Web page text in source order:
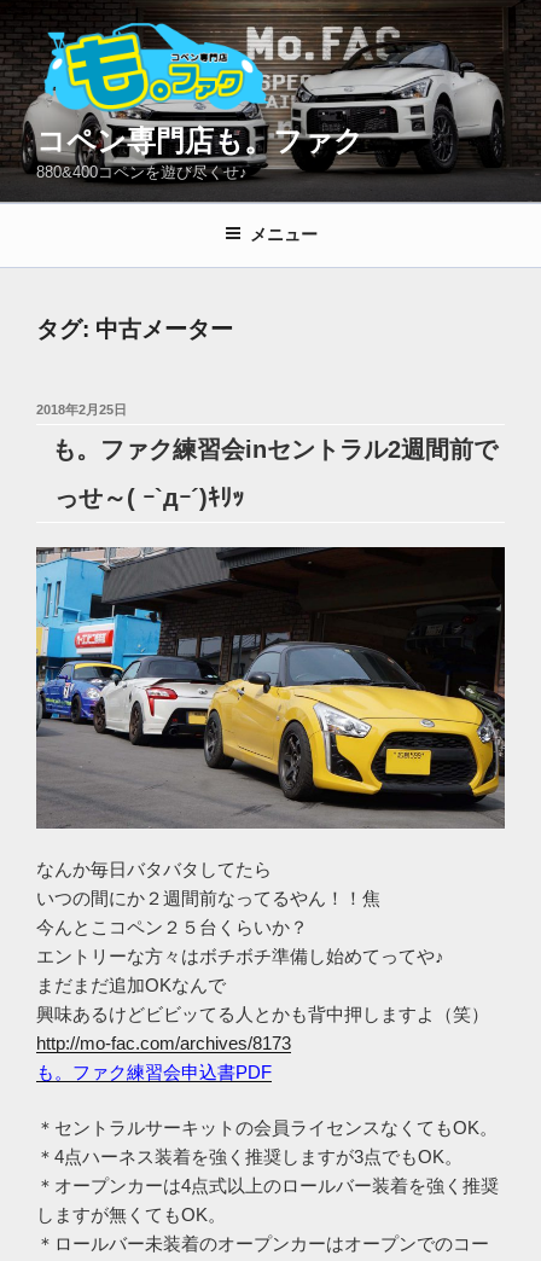
ン
テ
ン
ツ
へ
プ
コペン専門店も。ファク
880&400コペンを遊び尽くせ♪
メニュー
タグ: 中古メーター
投
2018年2月25日
も。ファク練習会inセントラル2週間前で
っせ～( ｰ`дｰ´)ｷﾘｯ
なんか毎日バタバタしてたら
いつの間にか２週間前なってるやん！！焦
今んとこコペン２５台くらいか？
エントリーな方々はボチボチ準備し始めてってや♪
まだまだ追加OKなんで
興味あるけどビビッてる人とかも背中押しますよ（笑）
http://mo-fac.com/archives/8173
も。ファク練習会申込書PDF
＊セントラルサーキットの会員ライセンスなくてもOK。
＊4点ハーネス装着を強く推奨しますが3点でもOK。
＊オープンカーは4点式以上のロールバー装着を強く推奨
しますが無くてもOK。
＊ロールバー未装着のオープンカーはオープンでのコー